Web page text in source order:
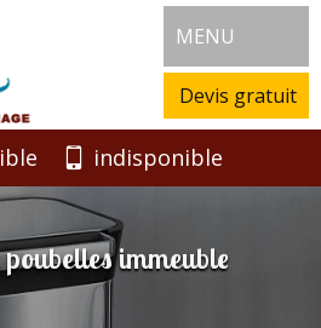
MENU
Devis gratuit
indisponible
immeuble